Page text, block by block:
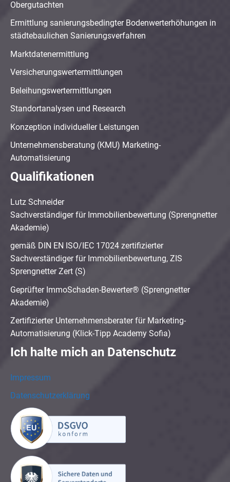
Obergutachten
Ermittlung sanierungsbedingter Bodenwerterhöhungen in
städtebaulichen Sanierungsverfahren
Marktdatenermittlung
Versicherungswertermittlungen
Beleihungswertermittlungen
Standortanalysen und Research
Konzeption individueller Leistungen
Unternehmensberatung (KMU) Marketing-
Automatisierung
Qualifikationen
Lutz Schneider
Sachverständiger für Immobilienbewertung (Sprengnetter
Akademie)
gemäß DIN EN ISO/IEC 17024 zertifizierter
Sachverständiger für Immobilienbewertung, ZIS
Sprengnetter Zert (S)
Geprüfter ImmoSchaden-Bewerter® (Sprengnetter
Akademie)
Zertifizierter Unternehmensberater für Marketing-
Automatisierung (Klick-Tipp Academy Sofia)
Ich halte mich an Datenschutz
Impressum
Datenschutzerklärung